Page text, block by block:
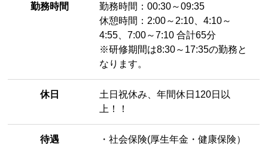
勤務時間
勤務時間：00:30～09:35
休憩時間：2:00～2:10、4:10～
4:55、7:00～7:10 合計65分
※研修期間は8:30～17:35の勤務と
なります。
休日
土日祝休み、年間休日120日以
上！！
待遇
・社会保険(厚生年金・健康保険）